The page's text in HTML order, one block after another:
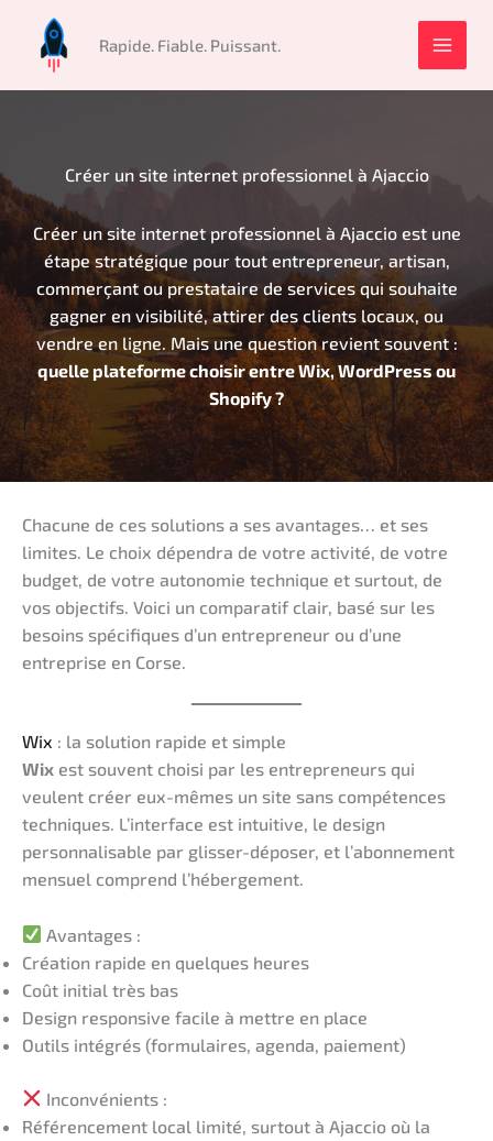
contenu
Rapide. Fiable. Puissant.
Créer un site internet professionnel à Ajaccio
Créer un site internet professionnel à Ajaccio est une
étape stratégique pour tout entrepreneur, artisan,
commerçant ou prestataire de services qui souhaite
gagner en visibilité, attirer des clients locaux, ou
vendre en ligne. Mais une question revient souvent :
quelle plateforme choisir entre Wix, WordPress ou
Shopify ?
Chacune de ces solutions a ses avantages… et ses
limites. Le choix dépendra de votre activité, de votre
budget, de votre autonomie technique et surtout, de
vos objectifs. Voici un comparatif clair, basé sur les
besoins spécifiques d’un entrepreneur ou d’une
entreprise en Corse.
Wix : la solution rapide et simple
Wix est souvent choisi par les entrepreneurs qui
veulent créer eux-mêmes un site sans compétences
techniques. L’interface est intuitive, le design
personnalisable par glisser-déposer, et l’abonnement
mensuel comprend l’hébergement.
Avantages :
Création rapide en quelques heures
Coût initial très bas
Design responsive facile à mettre en place
Outils intégrés (formulaires, agenda, paiement)
Inconvénients :
Référencement local limité, surtout à Ajaccio où la